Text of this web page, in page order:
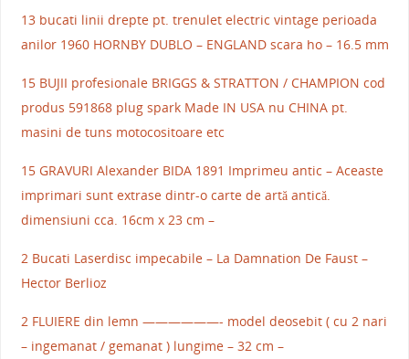
13 bucati linii drepte pt. trenulet electric vintage perioada
anilor 1960 HORNBY DUBLO – ENGLAND scara ho – 16.5 mm
15 BUJII profesionale BRIGGS & STRATTON / CHAMPION cod
produs 591868 plug spark Made IN USA nu CHINA pt.
masini de tuns motocositoare etc
15 GRAVURI Alexander BIDA 1891 Imprimeu antic – Aceaste
imprimari sunt extrase dintr-o carte de artă antică.
dimensiuni cca. 16cm x 23 cm –
2 Bucati Laserdisc impecabile – La Damnation De Faust –
Hector Berlioz
2 FLUIERE din lemn ——————- model deosebit ( cu 2 nari
– ingemanat / gemanat ) lungime – 32 cm –